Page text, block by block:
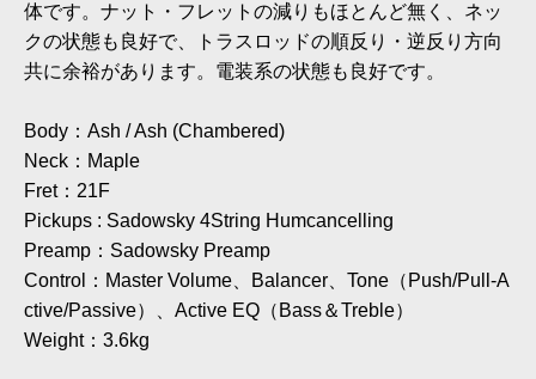
体です。ナット・フレットの減りもほとんど無く、ネッ
クの状態も良好で、トラスロッドの順反り・逆反り方向
共に余裕があります。電装系の状態も良好です。
Body：Ash / Ash (Chambered)
Neck：Maple
Fret：21F
Pickups : Sadowsky 4String Humcancelling
Preamp：Sadowsky Preamp
Control：Master Volume、Balancer、Tone（Push/Pull-A
ctive/Passive）、Active EQ（Bass＆Treble）
Weight：3.6kg